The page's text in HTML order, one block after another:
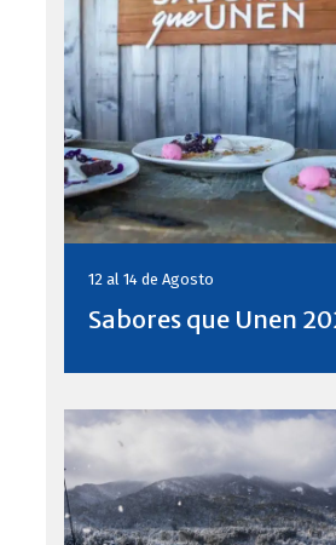
12 al 14 deAgosto
Sabores que Unen